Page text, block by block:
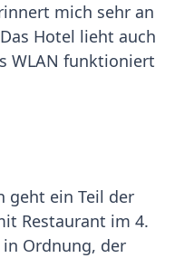
mich sehr an
Hotel lieht auch
WLAN funktioniert
geht ein Teil der
Restaurant im 4.
Ordnung, der